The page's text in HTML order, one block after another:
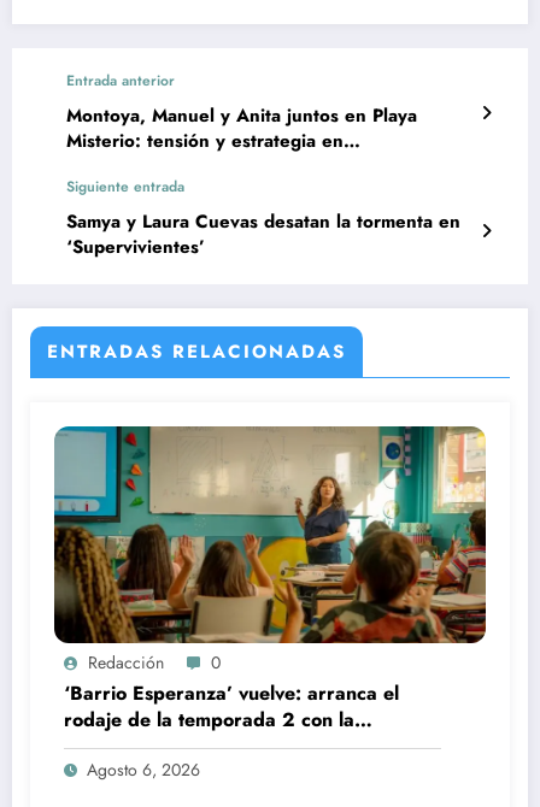
Entrada anterior
Montoya, Manuel y Anita juntos en Playa
Misterio: tensión y estrategia en
Siguiente entrada
Samya y Laura Cuevas desatan la tormenta en
‘Supervivientes’
ENTRADAS RELACIONADAS
Redacción 0
‘Barrio Esperanza’ vuelve: arranca el
rodaje de la temporada 2 con la
incorporación de María Castro
Agosto 6, 2026